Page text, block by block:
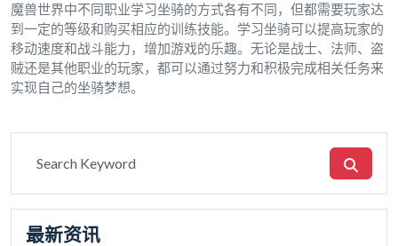
魔兽世界中不同职业学习坐骑的方式各有不同，但都需要玩家达
到一定的等级和购买相应的训练技能。学习坐骑可以提高玩家的
移动速度和战斗能力，增加游戏的乐趣。无论是战士、法师、盗
贼还是其他职业的玩家，都可以通过努力和积极完成相关任务来
实现自己的坐骑梦想。
最新资讯